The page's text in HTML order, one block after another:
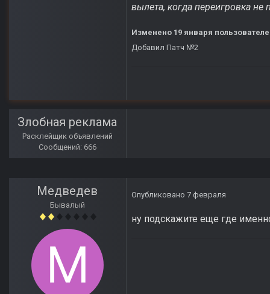
вылета, когда переигровка не
Изменено 19 января
Добавил Патч №2
Злобная реклама
Расклейщик объявлений
Сообщений: 666
Медведев
Бывалый
Опубликовано 7 февраля
ну подскажите еще где